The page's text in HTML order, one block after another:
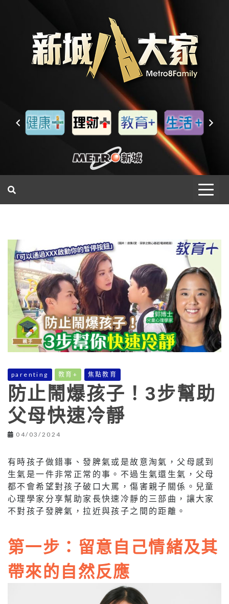
parenting 教育+ 焦點教育
防止鬧爆孩子！3步幫助
父母快速冷靜
04/03/2024
有時孩子做錯事、發脾氣或是故意淘氣，父母感到
生氣是一件非常正常的事。不過生氣還生氣，父母
都不會希望對孩子破口大罵，傷害親子關係。兒童
心理學家分享幫助家長快速冷靜的三部曲，讓大家
不對孩子發脾氣，拉近與孩子之間的距離。
第一步：留意自己情緒及其
帶來的自然反應